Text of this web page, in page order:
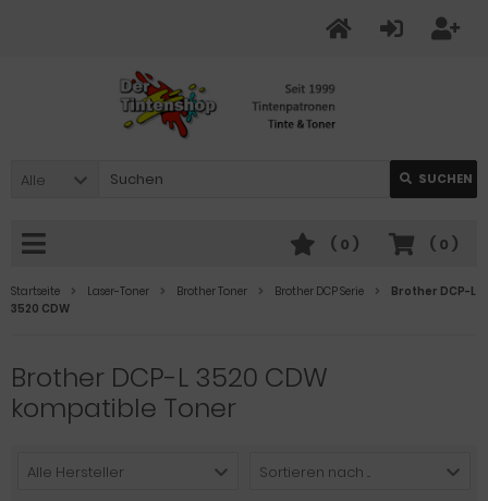
Alle SUCHEN
( 0 )
( 0 )
Startseite Laser-Toner Brother Toner Brother DCP Serie
Brother DCP-L
3520 CDW
Brother DCP-L 3520 CDW
kompatible Toner
Alle Hersteller Sortieren nach ...